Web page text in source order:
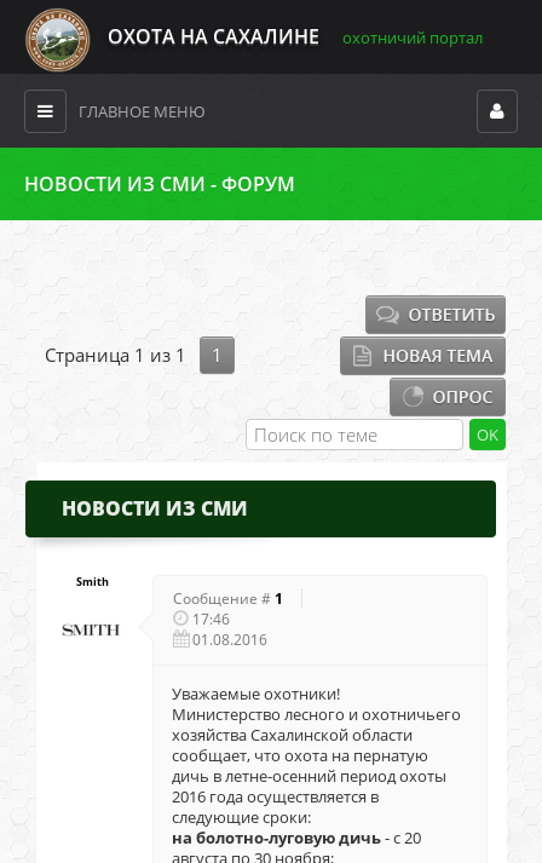
ОХОТА НА САХАЛИНЕ охотничий портал
ГЛАВНОЕ МЕНЮ
НОВОСТИ ИЗ СМИ - ФОРУМ
Страница 1 из 1 1
НОВОСТИ ИЗ СМИ
Smith
Сообщение # 1
17:46
01.08.2016
Уважаемые охотники!
Министерство лесного и охотничьего
хозяйства Сахалинской области
сообщает, что охота на пернатую
дичь в летне-осенний период охоты
2016 года осуществляется в
следующие сроки:
на болотно-луговую дичь- с 20
августа по 30 ноября;